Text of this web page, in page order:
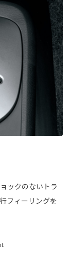
ックのないトラ
フィーリングを